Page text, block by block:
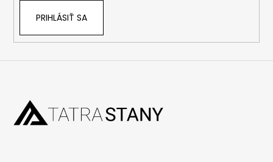
PRIHLÁSIŤ SA